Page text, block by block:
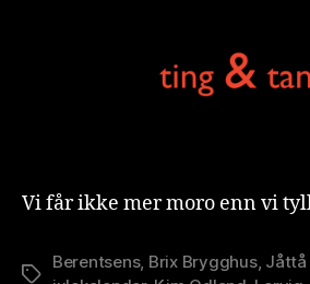
is
t
Vi får ikke mer moro enn vi
Stikkord
Berentsens, Brix Brygghus, Jåttå